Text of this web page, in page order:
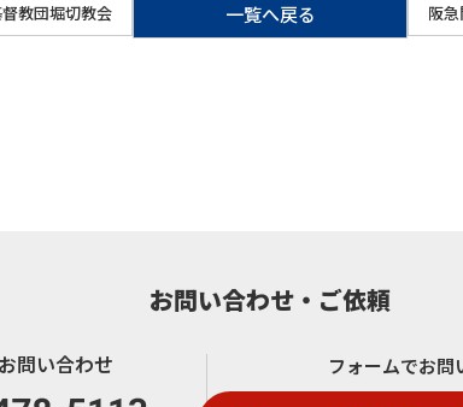
教団堀切教会 阪
一覧へ戻る
お問い合わせ・ご依頼
問い合わせ フォームでお問